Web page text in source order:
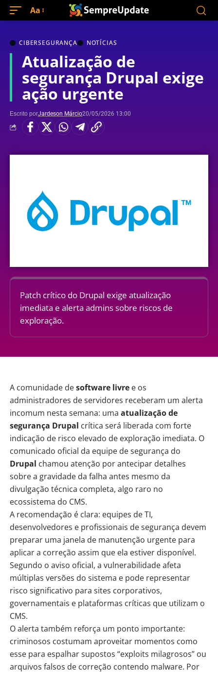
Aa
CIBERSEGURANÇA NOTÍCIAS
Atualização de
segurança Drupal exige
ação urgente
Escrito porJardeson Márcio20/05/2026 13:00
Patch crítico do Drupal exige atualização
imediata e alerta admins sobre riscos de
exploração.
A comunidade desoftware livre e os
administradores de servidores receberam um alerta
incomum nesta semana: uma atualização de
segurança Drupal crítica será liberada com forte
indicação de risco elevado de exploração imediata. O
comunicado oficial da equipe de segurança do
Drupal chamou atenção por antecipar detalhes
sobre a gravidade da falha antes mesmo da
divulgação técnica completa, algo raro no
ecossistema do CMS.
A recomendação é clara: equipes de TI,
desenvolvedores e profissionais de segurança devem
preparar uma janela de manutenção urgente para
aplicar a correção assim que ela estiver disponível.
Segundo o aviso oficial, a vulnerabilidade afeta
múltiplas versões do sistema e pode representar
risco significativo para sites corporativos,
governamentais e plataformas críticas que utilizam o
CMS.
O alerta também reforça um ponto importante:
criminosos costumam aproveitar momentos como
esse para espalhar supostos “exploits milagrosos” ou
arquivos falsos de correção contendo malware. Por